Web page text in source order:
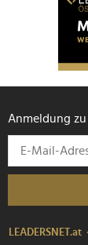
Anmeldung
LEADERSNET.at